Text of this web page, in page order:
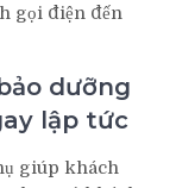
gọi điện đến
dưỡng
lập tức
giúp khách